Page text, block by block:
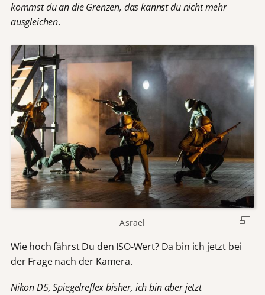
kommst du an die Grenzen, das kannst du nicht mehr
ausgleichen.
Asrael
Wie hoch fährst Du den ISO-Wert? Da bin ich jetzt bei
der Frage nach der Kamera.
Nikon D5, Spiegelreflex bisher, ich bin aber jetzt